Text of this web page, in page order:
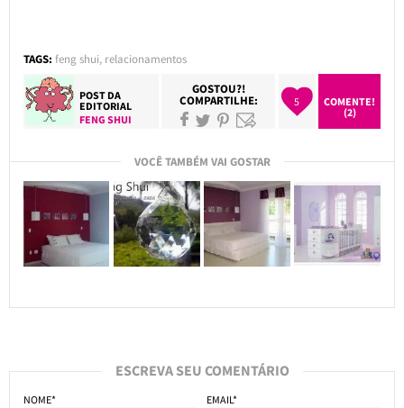
TAGS: feng shui, relacionamentos
POST DA
EDITORIAL
FENG SHUI
GOSTOU?!
COMPARTILHE: 5
COMENTE!
(2)
VOCÊ TAMBÉM VAI GOSTAR
ESCREVA SEU COMENTÁRIO
NOME* EMAIL*